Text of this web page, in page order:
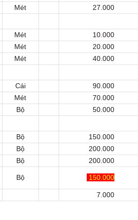
Mét
27.000
Mét
10.000
Mét
20.000
Mét
40.000
Cái
90.000
Mét
70.000
Bộ
50.000
Bộ
150.000
Bộ
200.000
Bộ 200.000
Bộ 150.000
7.000